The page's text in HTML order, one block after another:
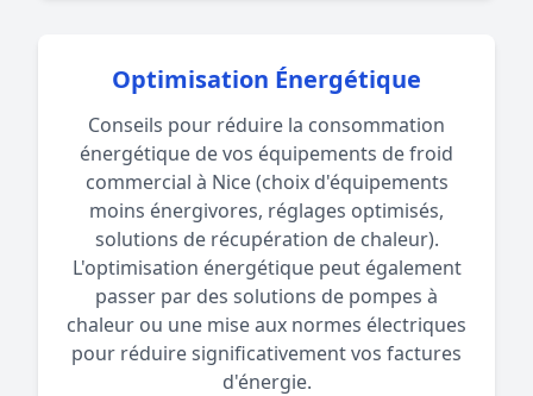
Optimisation Énergétique
Conseils pour réduire la consommation
énergétique de vos équipements de froid
commercial à Nice (choix d'équipements
moins énergivores, réglages optimisés,
solutions de récupération de chaleur).
L'optimisation énergétique peut également
passer par des solutions de pompes à
chaleur ou une mise aux normes électriques
pour réduire significativement vos factures
d'énergie.